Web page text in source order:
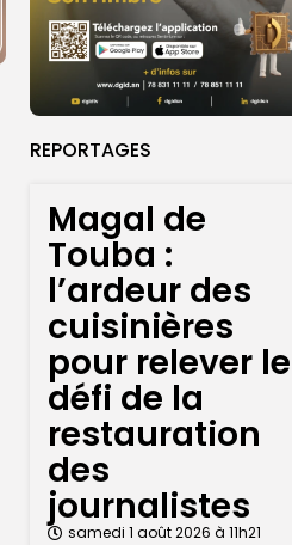
REPORTAGES
Magal de
Touba :
l’ardeur des
cuisinières
pour relever le
défi de la
restauration
des
journalistes
samedi 1 août 2026 à 11h21